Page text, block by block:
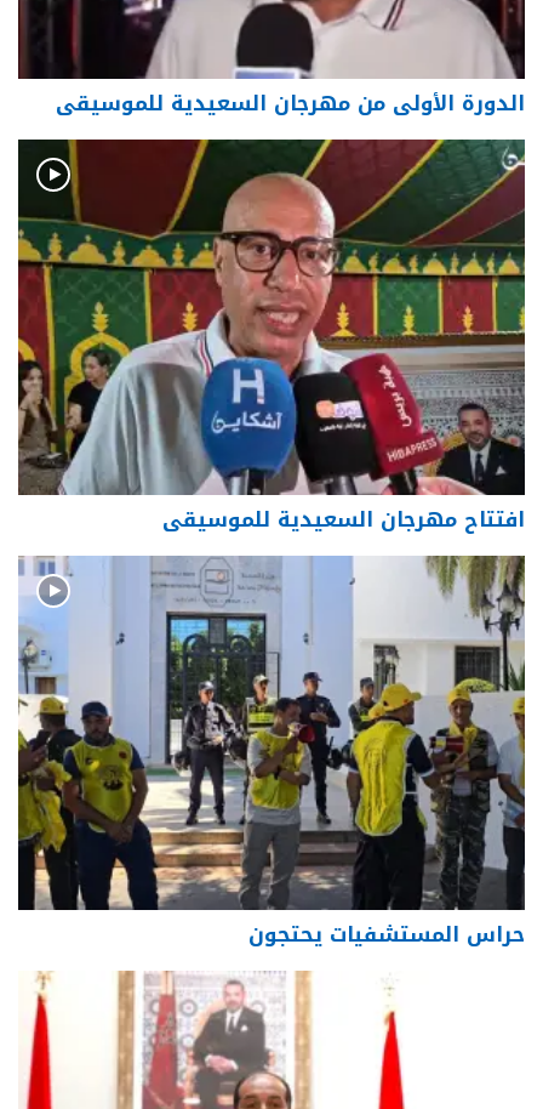
الدورة الأولى من مهرجان السعيدية للموسيقى
افتتاح مهرجان السعيدية للموسيقى
حراس المستشفيات يحتجون